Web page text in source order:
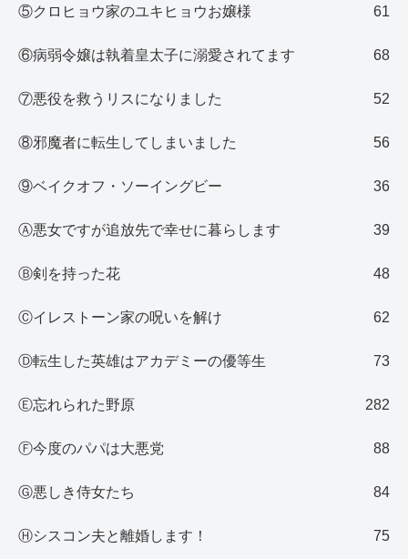
⑤クロヒョウ家のユキヒョウお嬢様 61
⑥病弱令嬢は執着皇太子に溺愛されてます 68
⑦悪役を救うリスになりました 52
⑧邪魔者に転生してしまいました 56
⑨ベイクオフ・ソーイングビー 36
Ⓐ悪女ですが追放先で幸せに暮らします 39
Ⓑ剣を持った花 48
Ⓒイレストーン家の呪いを解け 62
Ⓓ転生した英雄はアカデミーの優等生 73
Ⓔ忘れられた野原 282
Ⓕ今度のパパは大悪党 88
Ⓖ悪しき侍女たち 84
Ⓗシスコン夫と離婚します！ 75